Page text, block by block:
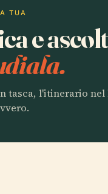
TUA
e
tasca, l'itinerario nel